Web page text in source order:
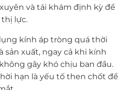
và tái khám định kỳ để
lực.
kính áp tròng quá thời
sản xuất, ngay cả khi kính
gây khó chịu ban đầu.
hạn là yếu tố then chốt để